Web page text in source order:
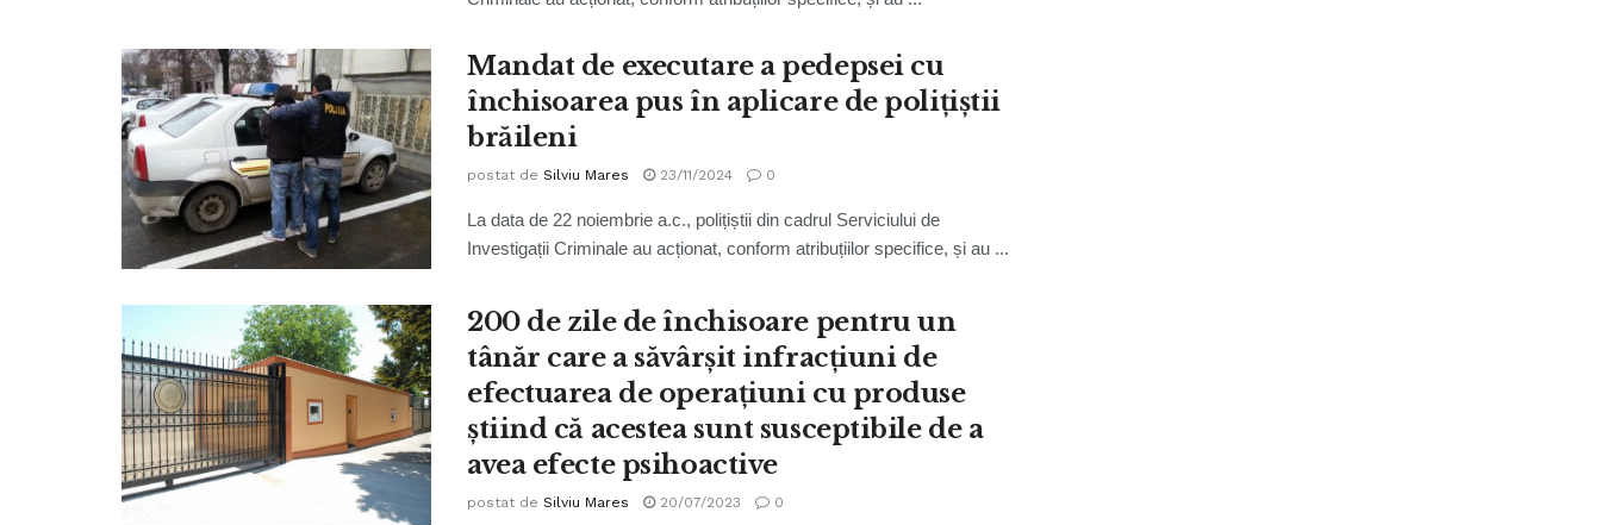
Mandat de executare a pedepsei cu
închisoarea pus în aplicare de polițiștii
brăileni
postat de Silviu Mares 23/11/2024 0
La data de 22 noiembrie a.c., polițiștii din cadrul Serviciului de
Investigații Criminale au acționat, conform atribuțiilor specifice, și au ...
200 de zile de închisoare pentru un
tânăr care a săvârșit infracțiuni de
efectuarea de operațiuni cu produse
știind că acestea sunt susceptibile de a
avea efecte psihoactive
postat de Silviu Mares 20/07/2023 0